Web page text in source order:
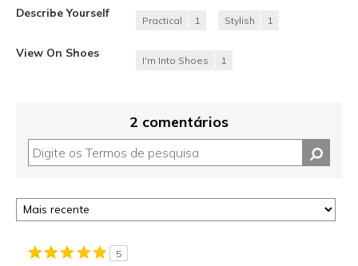
Describe Yourself
Practical 1 Stylish 1
View On Shoes
I'm Into Shoes 1
2 comentários
5